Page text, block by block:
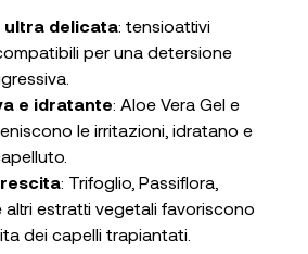
ultra delicata: tensioattivi
per una detersione
e idratante: Aloe Vera Gel e
le irritazioni, idratano e
: Trifoglio, Passiflora,
altri estratti vegetali favoriscono
dei capelli trapiantati.